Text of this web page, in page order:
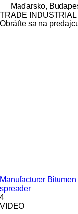
Maďarsko,
TRADE INDUSTRIAL
Obráťte sa na
Manufacturer
spreader
4
VIDEO